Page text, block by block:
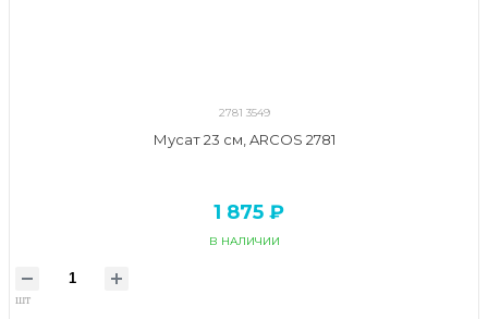
2781 3549
Мусат 23 см, ARCOS 2781
1 875 ₽
В НАЛИЧИИ
шт